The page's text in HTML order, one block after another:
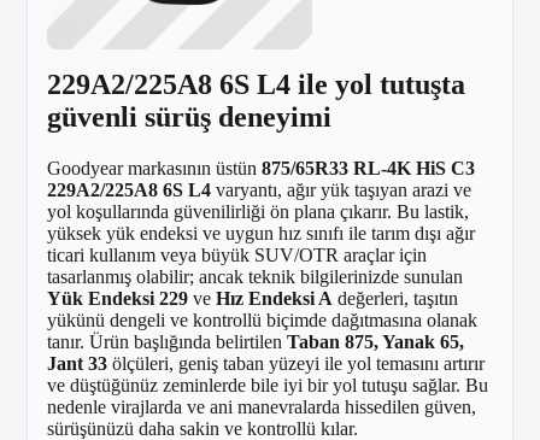
229A2/225A8 6S L4 ile yol tutuşta
güvenli sürüş deneyimi
Goodyear markasının üstün 875/65R33 RL-4K HiS C3
229A2/225A8 6S L4 varyantı, ağır yük taşıyan arazi ve
yol koşullarında güvenilirliği ön plana çıkarır. Bu lastik,
yüksek yük endeksi ve uygun hız sınıfı ile tarım dışı ağır
ticari kullanım veya büyük SUV/OTR araçlar için
tasarlanmış olabilir; ancak teknik bilgilerinizde sunulan
Yük Endeksi 229 ve Hız Endeksi A değerleri, taşıtın
yükünü dengeli ve kontrollü biçimde dağıtmasına olanak
tanır. Ürün başlığında belirtilen Taban 875, Yanak 65,
Jant 33 ölçüleri, geniş taban yüzeyi ile yol temasını artırır
ve düştüğünüz zeminlerde bile iyi bir yol tutuşu sağlar. Bu
nedenle virajlarda ve ani manevralarda hissedilen güven,
sürüşünüzü daha sakin ve kontrollü kılar.